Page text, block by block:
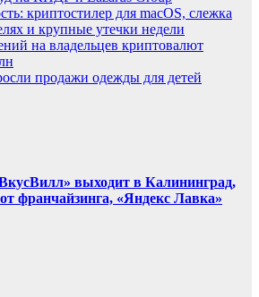
криптостилер для macOS, слежка
и крупные утечки недели
на владельцев криптовалют
продажи одежды для детей
выходит в Калининград,
франчайзинга, «Яндекс Лавка»